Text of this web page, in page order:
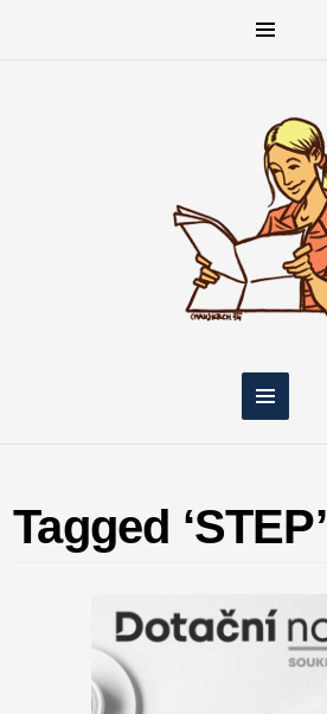
Tagged ‘STEP’